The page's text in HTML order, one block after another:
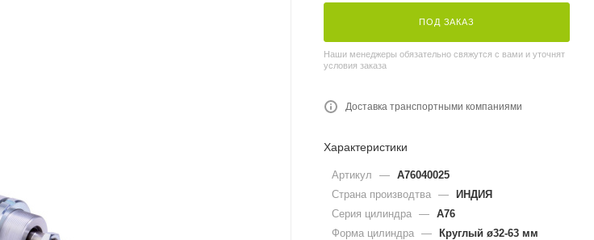
ПОД ЗАКАЗ
Наши менеджеры обязательно свяжутся с вами и уточнят
условия заказа
Доставка транспортными компаниями
Характеристики
Артикул — A76040025
Страна производтва — ИНДИЯ
Серия цилиндра — A76
Форма цилиндра — Круглый ø32-63 мм